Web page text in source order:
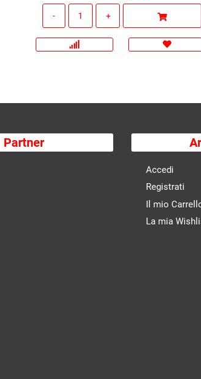
Partner
Accedi
Registrati
Il mio
La mia